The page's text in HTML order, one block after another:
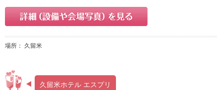
場所： 久留米
久留米ホテル エスプリ